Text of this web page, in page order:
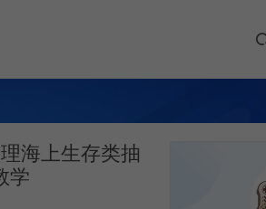
海上生存类抽
学